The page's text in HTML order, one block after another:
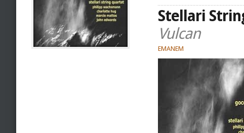
Stellari
Vulcan
EMANEM